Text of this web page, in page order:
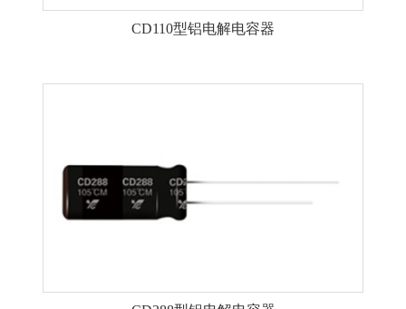
CD110型铝电解电容器